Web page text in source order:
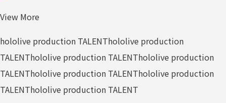
View More
hololive production TALENThololive production
TALENThololive production TALENThololive production
TALENThololive production TALENThololive production
TALENThololive production TALENT